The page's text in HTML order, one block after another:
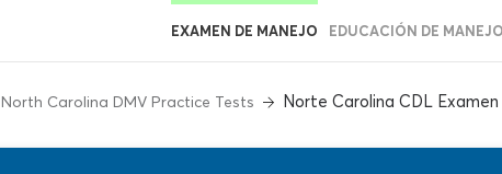
EXAMEN DE MANEJO EDUCACIÓN DE MANEJO
North Carolina DMV Practice Tests Norte Carolina CDL